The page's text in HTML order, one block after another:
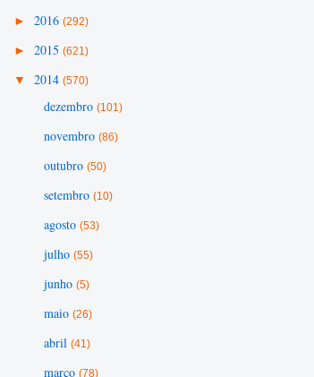
► 2016 (292)
► 2015 (621)
▼ 2014 (570)
dezembro (101)
novembro (86)
outubro (50)
setembro (10)
agosto (53)
julho (55)
junho (5)
maio (26)
abril (41)
março (78)